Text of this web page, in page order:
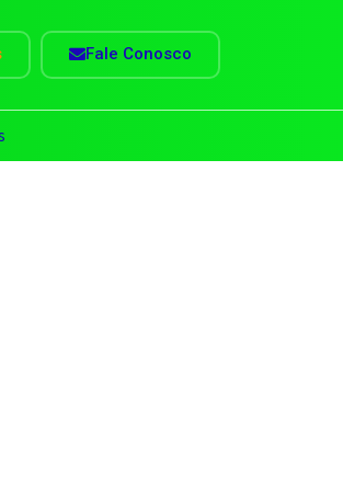
Fale Conosco